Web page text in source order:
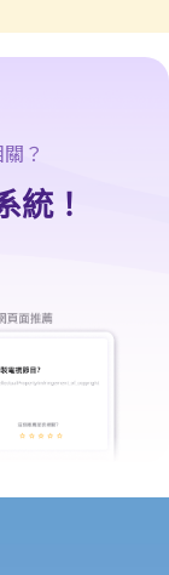
居住，如我現在申
？
法庭駁回並要求重
？
統！